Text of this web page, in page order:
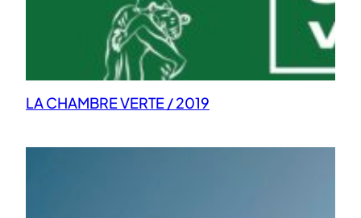
LA CHAMBRE VERTE / 2019